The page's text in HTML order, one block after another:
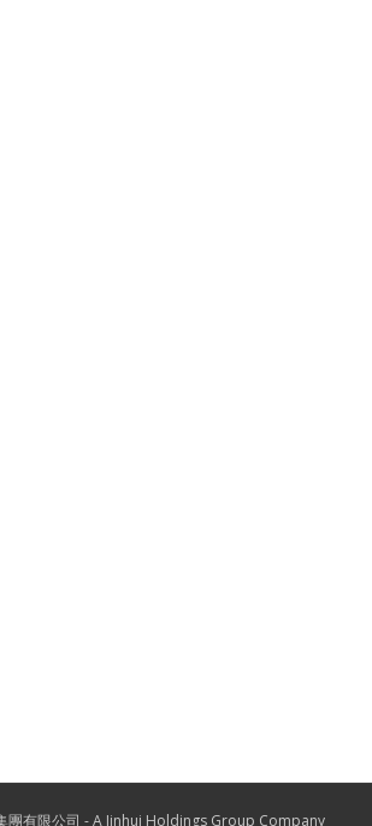
團有限公司 -A Jinhui Holdings Group Company